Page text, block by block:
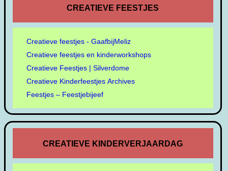
CREATIEVE FEESTJES
Creatieve feestjes - GaafbijMeliz
Creatieve feestjes en kinderworkshops
Creatieve Feestjes | Silverdome
Creatieve Kinderfeestjes Archives
Feestjes – Feestjebijeef
CREATIEVE KINDERVERJAARDAG